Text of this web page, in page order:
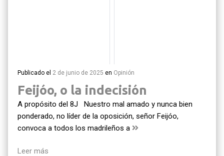
Publicado el 2 de junio de 2025 en Opinión
Feijóo, o la indecisión
A propósito del 8J Nuestro mal amado y nunca bien
ponderado, no líder de la oposición, señor Feijóo,
convoca a todos los madrileños a
Leer más